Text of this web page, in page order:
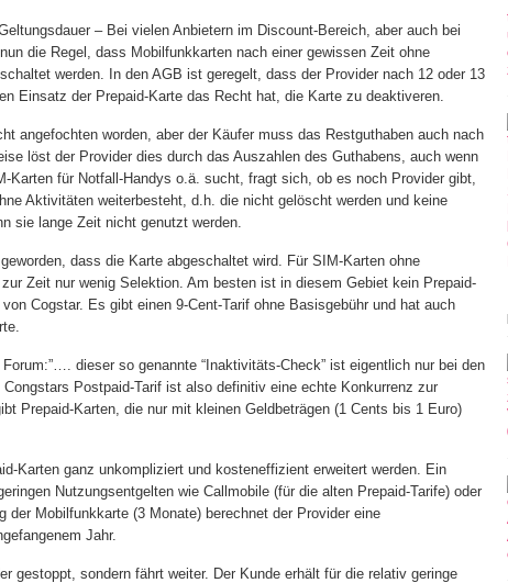
– Bei vielen Anbietern im Discount-Bereich, aber auch bei
die Regel, dass Mobilfunkkarten nach einer gewissen Zeit ohne
werden. In den AGB ist geregelt, dass der Provider nach 12 oder 13
Einsatz der Prepaid-Karte das Recht hat, die Karte zu deaktiveren.
angefochten worden, aber der Käufer muss das Restguthaben auch nach
löst der Provider dies durch das Auszahlen des Guthabens, auch wenn
Karten für Notfall-Handys o.ä. sucht, fragt sich, ob es noch Provider gibt,
Aktivitäten weiterbesteht, d.h. die nicht gelöscht werden und keine
sie lange Zeit nicht genutzt werden.
dass die Karte abgeschaltet wird. Für SIM-Karten ohne
Zeit nur wenig Selektion. Am besten ist in diesem Gebiet kein Prepaid-
Cogstar. Es gibt einen 9-Cent-Tarif ohne Basisgebühr und hat auch
dieser so genannte “Inaktivitäts-Check” ist eigentlich nur bei den
Postpaid-Tarif ist also definitiv eine echte Konkurrenz zur
Prepaid-Karten, die nur mit kleinen Geldbeträgen (1 Cents bis 1 Euro)
Karten ganz unkompliziert und kosteneffizient erweitert werden. Ein
Nutzungsentgelten wie Callmobile (für die alten Prepaid-Tarife) oder
der Mobilfunkkarte (3 Monate) berechnet der Provider eine
Jahr.
gestoppt, sondern fährt weiter. Der Kunde erhält für die relativ geringe